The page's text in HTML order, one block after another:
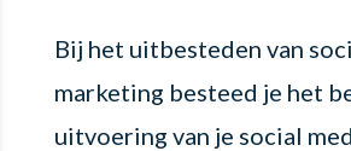
Bij het uitbesteden van
marketing besteed je het
uitvoering van je social